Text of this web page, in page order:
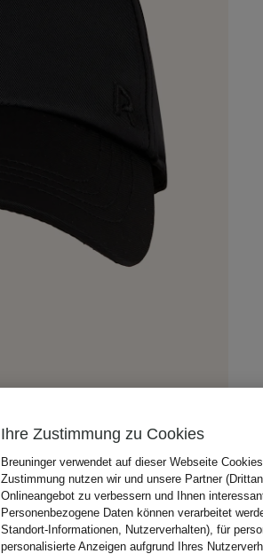
Ihre Zustimmung zu Cookies
Breuninger verwendet auf dieser Webseite
Zustimmung nutzen wir und unsere Partner
Onlineangebot zu verbessern und Ihnen
Personenbezogene Daten können verarbeitet
Standort-Informationen, Nutzerverhalten), für
personalisierte Anzeigen aufgrund Ihres